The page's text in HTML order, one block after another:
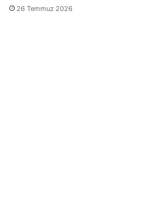
26 Temmuz 2026